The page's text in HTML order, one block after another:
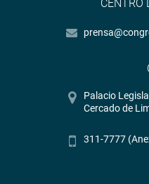
CENTRO
Palacio
Cercado de
311-7777